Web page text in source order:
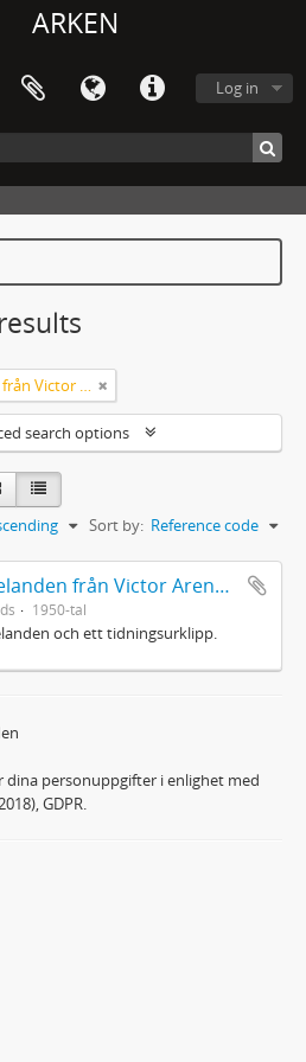
ARKEN
Log in
Handskrivna meddelanden från Victor Arendorff
search options
Sort by: Reference code
Handskrivna meddelanden från Victor Arendorff
1950-tal
och ett tidningsurklipp.
personuppgifter i enlighet med
GDPR.